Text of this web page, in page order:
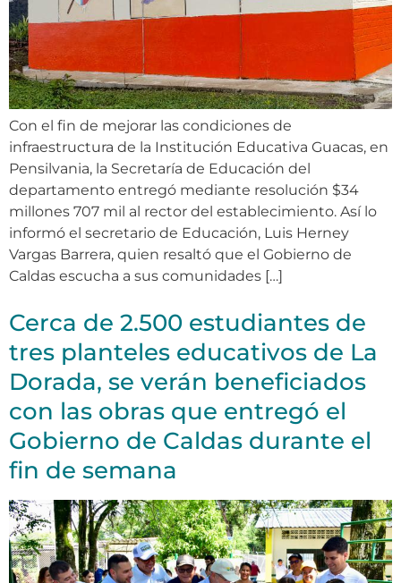
Con el fin de mejorar las condiciones de
infraestructura de la Institución Educativa Guacas, en
Pensilvania, la Secretaría de Educación del
departamento entregó mediante resolución $34
millones 707 mil al rector del establecimiento. Así lo
informó el secretario de Educación, Luis Herney
Vargas Barrera, quien resaltó que el Gobierno de
Caldas escucha a sus comunidades […]
Cerca de 2.500 estudiantes de
tres planteles educativos de La
Dorada, se verán beneficiados
con las obras que entregó el
Gobierno de Caldas durante el
fin de semana